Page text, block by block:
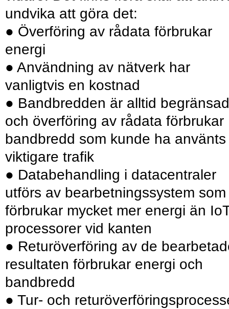
undvika att göra det:
● Överföring av rådata förbrukar
energi
● Användning av nätverk har
vanligtvis en kostnad
● Bandbredden är alltid begränsad
och ­överföring av rådata förbrukar
bandbredd som kunde ha använts
viktigare trafik
● Databehandling i datacentraler
utförs av bearbetningssystem som
förbrukar mycket mer energi än
processorer vid kanten
● Returöverföring av de
resul­taten förbrukar energi och
bandbredd
● Tur- och